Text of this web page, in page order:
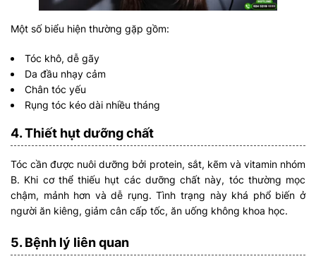
Một số biểu hiện thường gặp gồm:
Tóc khô, dễ gãy
Da đầu nhạy cảm
Chân tóc yếu
Rụng tóc kéo dài nhiều tháng
4. Thiết hụt dưỡng chất
Tóc cần được nuôi dưỡng bởi protein, sắt, kẽm và vitamin nhóm
B. Khi cơ thể thiếu hụt các dưỡng chất này, tóc thường mọc
chậm, mảnh hơn và dễ rụng. Tình trạng này khá phổ biến ở
người ăn kiêng, giảm cân cấp tốc, ăn uống không khoa học.
5. Bệnh lý liên quan